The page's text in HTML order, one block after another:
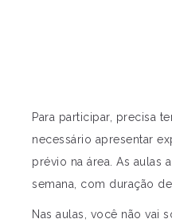
Para participar, precisa
necessário apresentar
prévio na área. As aulas
semana, com duração
Nas aulas, você não vai